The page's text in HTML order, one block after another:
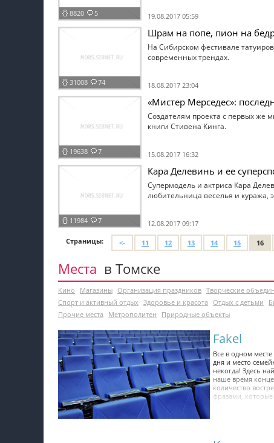
8820 5 19.08.2017 05:59
31008 74
Шрам на попе, пион на
На Сибирском фестивале
современных трендах.
18.08.2017 23:04
19638 7
«Мистер Мерседес»:
Создателям проекта с первых же
книги Стивена Кинга.
15.08.2017 16:32
11984 7
Кара Делевинь и ее
Супермодель и актриса Кара
любительница веселья и куража,
12.08.2017 09:17
Страницы:
<- 11 12 13 14 15 16
Места в Томске
Кино Магазины Организация праздников Творческие
Спорт и активный отдых Здоровье и красота Отдых с детьми
Прочие места
Метрополитен Природные объекты
Fakel
Все в одном
дня и место
некогда! Здесь
наше время
количество
фразами,